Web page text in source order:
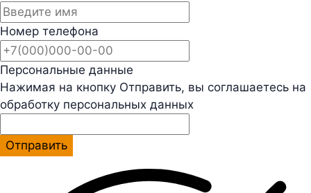
Номер телефона
Персональные данные
Нажимая на кнопку Отправить, вы соглашаетесь на
обработку персональных данных
Отправить